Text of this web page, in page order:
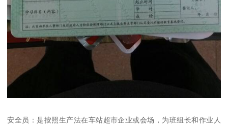
安全员：是按照生产法在车站超市企业或会场，为班组长和作业人